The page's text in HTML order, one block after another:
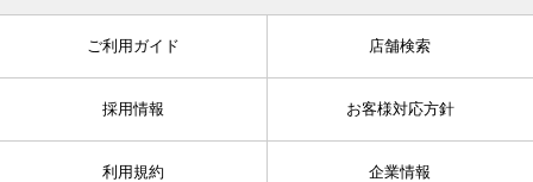
ご利用ガイド 店舗検索
採用情報 お客様対応方針
利用規約 企業情報